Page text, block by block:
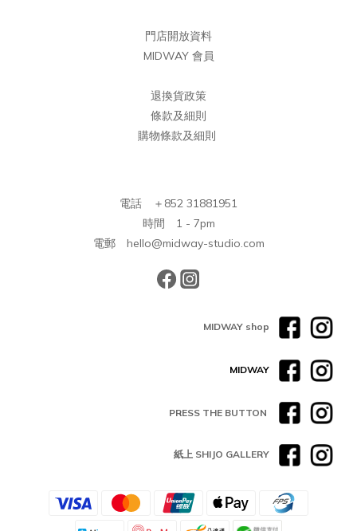
門店開放資料
MIDWAY 會員
退換貨政策
條款及細則
購物條款及細則
電話 ＋852 31881951
時間 1 - 7pm
電郵 hello@midway-studio.com
MIDWAY shop
MIDWAY
PRESS THE BUTTON
紙上 SHIJO GALLERY